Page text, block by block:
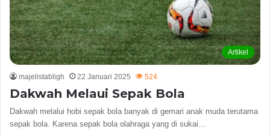
Artikel
majelistabligh 22 Januari 2025 524
Dakwah Melaui Sepak Bola
Dakwah melalui hobi sepak bola banyak di gemari anak muda terutama
sepak bola. Karena sepak bola olahraga yang di sukai…